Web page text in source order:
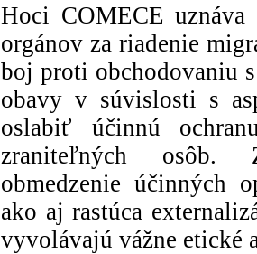
Hoci COMECE
orgánov za riadenie
boj proti obchodovaniu
obavy v súvislosti s
oslabiť účinnú
zraniteľných osôb.
obmedzenie účinných
ako aj rastúca
vyvolávajú vážne etické